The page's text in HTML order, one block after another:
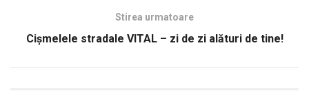
Stirea urmatoare
Cișmelele stradale VITAL – zi de zi alături de tine!